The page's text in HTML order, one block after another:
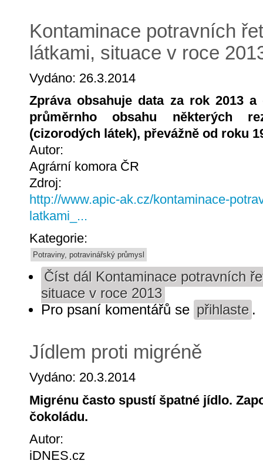
Kontaminace potravních
látkami, situace v roce
Vydáno: 26.3.2014
Zpráva obsahuje data za rok 2013
průměrnho obsahu
(cizorodých látek), převážně od roku
Autor:
Agrární komora ČR
Zdroj:
http://www.apic-ak.cz/kontaminace-
latkami_...
Kategorie:
Potraviny, potravinářský průmysl
Číst dál Kontaminace potravních
situace v roce 2013
Pro psaní komentářů se přihlaste .
Jídlem proti migréně
Vydáno: 20.3.2014
Migrénu často spustí špatné jídlo.
čokoládu.
Autor:
iDNES.cz